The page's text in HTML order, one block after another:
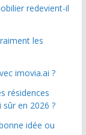
redevient-il
les
imovia.ai ?
résidences
en 2026 ?
idée ou